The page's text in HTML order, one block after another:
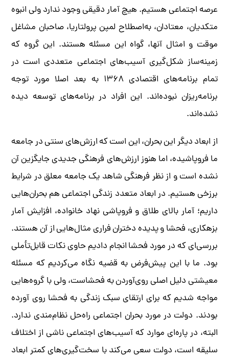
عرصه اجتماعی هستیم. هیچ آمار دقیقی وجود ندارد ولی انبوه
متکدیان، معتادان، به‌اصطلاح لمپن پرولتاریا، صاحبان مشاغل
موقت و امثال آنها، گواه این مسئله هستند. این گروه که
زمینه‌ساز شکل‌گیری آسیب‌های اجتماعی متعددی است در
تمام برنامه‌های اقتصادی ۱۳۶۸ به بعد اصلا مورد توجه
برنامه‌ریزان نبوده‌اند. این افراد در برنامه‌های توسعه دیده
نشده‌اند.
از ابعاد دیگر این بحران، این است که ارزش‌های سنتی در جامعه
ما فروپاشیده، اما هنوز ارزش‌های فرهنگی جدیدی جایگزین آن
نشده است و از نظر فرهنگی شاهد یک جامعه معلق در شرایط
برزخی هستیم. در ابعاد متعدد زندگی اجتماعی هم بحران‌هایی
داریم؛ آمار بالای طلاق و فروپاشی نهاد خانواده، افزایش آمار
بزهکاری، فحشا و پدیده دختران فراری مثال‌هایی از آن هستند.
بررسی‌ای که در مورد فحشا انجام دادیم حاوی نکات قابل‌تأملی
بود. ما با این پیش‌فرض به قضیه نگاه می‌کردیم که مسئله
معیشتی دلیل اصلی روی‌آوردن به فحشاست، ولی با گروه‌هایی
مواجه شدیم که برای ارتقای سبک زندگی به فحشا روی آورده
بودند. دولت در مورد بحران اجتماعی راه‌حل نظام‌مندی ندارد.
البته، در پاره‌ای موارد که آسیب‌های اجتماعی ناشی از اختلاف
سلیقه است، دولت سعی می‌کند با سخت‌گیری‌های کمتر ابعاد